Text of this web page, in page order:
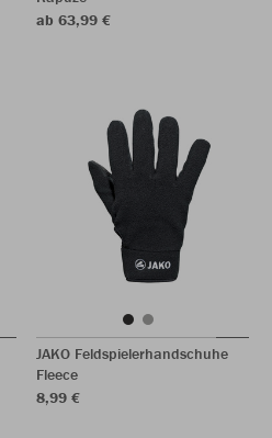
ab 63,99 €
JAKO Feldspielerhandschuhe
Fleece
8,99 €